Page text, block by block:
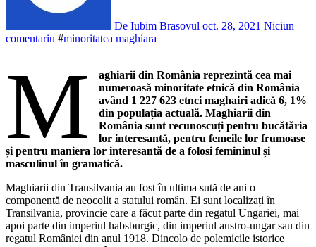
De Iubim Brasovul oct. 28, 2021 Niciun
comentariu #minoritatea maghiara
M
aghiarii din România reprezintă cea mai
numeroasă minoritate etnică din România
având 1 227 623 etnci maghairi adică 6, 1%
din populația actuală. Maghiarii din
România sunt recunoscuți pentru bucătăria
lor interesantă, pentru femeile lor frumoase
și pentru maniera lor interesantă de a folosi femininul și
masculinul în gramatică.
Maghiarii din Transilvania au fost în ultima sută de ani o
componentă de neocolit a statului român. Ei sunt localizați în
Transilvania, provincie care a făcut parte din regatul Ungariei, mai
apoi parte din imperiul habsburgic, din imperiul austro-ungar sau din
regatul României din anul 1918. Dincolo de polemicile istorice